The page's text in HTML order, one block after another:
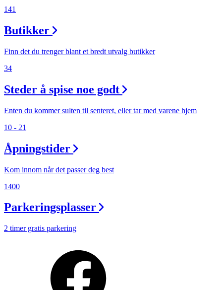
141
Butikker
Finn det du trenger blant et bredt utvalg butikker
34
Steder å spise noe godt
Enten du kommer sulten til senteret, eller tar med varene hjem
10 - 21
Åpningstider
Kom innom når det passer deg best
1400
Parkeringsplasser
2 timer gratis parkering